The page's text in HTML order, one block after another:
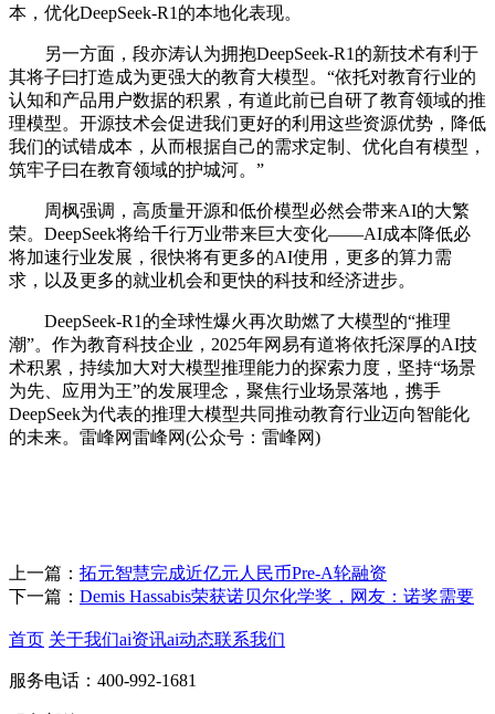
本，优化DeepSeek-R1的本地化表现。
另一方面，段亦涛认为拥抱DeepSeek-R1的新技术有利于
其将子曰打造成为更强大的教育大模型。“依托对教育行业的
认知和产品用户数据的积累，有道此前已自研了教育领域的推
理模型。开源技术会促进我们更好的利用这些资源优势，降低
我们的试错成本，从而根据自己的需求定制、优化自有模型，
筑牢子曰在教育领域的护城河。”
周枫强调，高质量开源和低价模型必然会带来AI的大繁
荣。DeepSeek将给千行万业带来巨大变化——AI成本降低必
将加速行业发展，很快将有更多的AI使用，更多的算力需
求，以及更多的就业机会和更快的科技和经济进步。
DeepSeek-R1的全球性爆火再次助燃了大模型的“推理
潮”。作为教育科技企业，2025年网易有道将依托深厚的AI技
术积累，持续加大对大模型推理能力的探索力度，坚持“场景
为先、应用为王”的发展理念，聚焦行业场景落地，携手
DeepSeek为代表的推理大模型共同推动教育行业迈向智能化
的未来。雷峰网雷峰网(公众号：雷峰网)
上一篇： 拓元智慧完成近亿元人民币Pre-A轮融资
下一篇： Demis Hassabis荣获诺贝尔化学奖，网友：诺奖需要
首页 关于我们ai资讯ai动态联系我们
服务电话：400-992-1681